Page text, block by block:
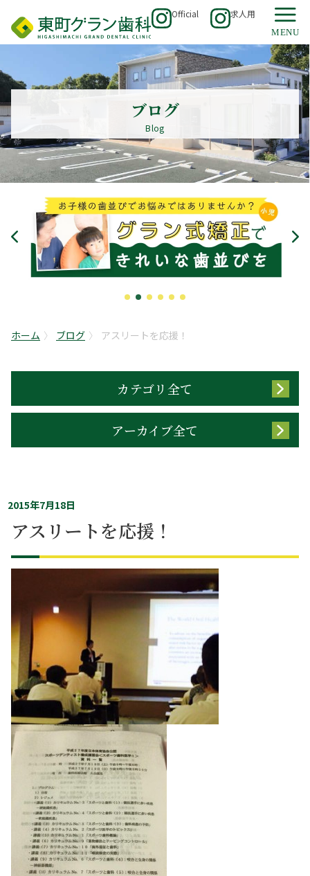
Official 求人用
ブログ
Blog
ホーム ブログ アスリートを応援！
カテゴリ全て
アーカイブ全て
2015年7月18日
アスリートを応援！